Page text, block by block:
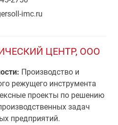
imc.ru
ЦЕНТР, ООО
Производство и
режущего инструмента
проекты по решению
задач
предприятий.